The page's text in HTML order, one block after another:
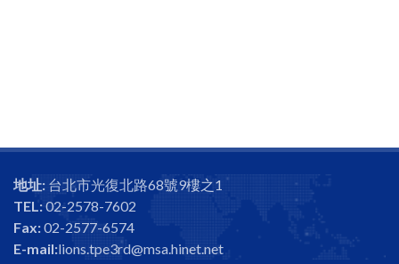
地址: 台北市光復北路68號9樓之1
TEL:02-2578-7602
Fax:02-2577-6574
E-mail:lions.tpe3rd@msa.hinet.net